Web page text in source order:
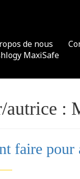
de nous
MaxiSafe
autrice :
faire pour